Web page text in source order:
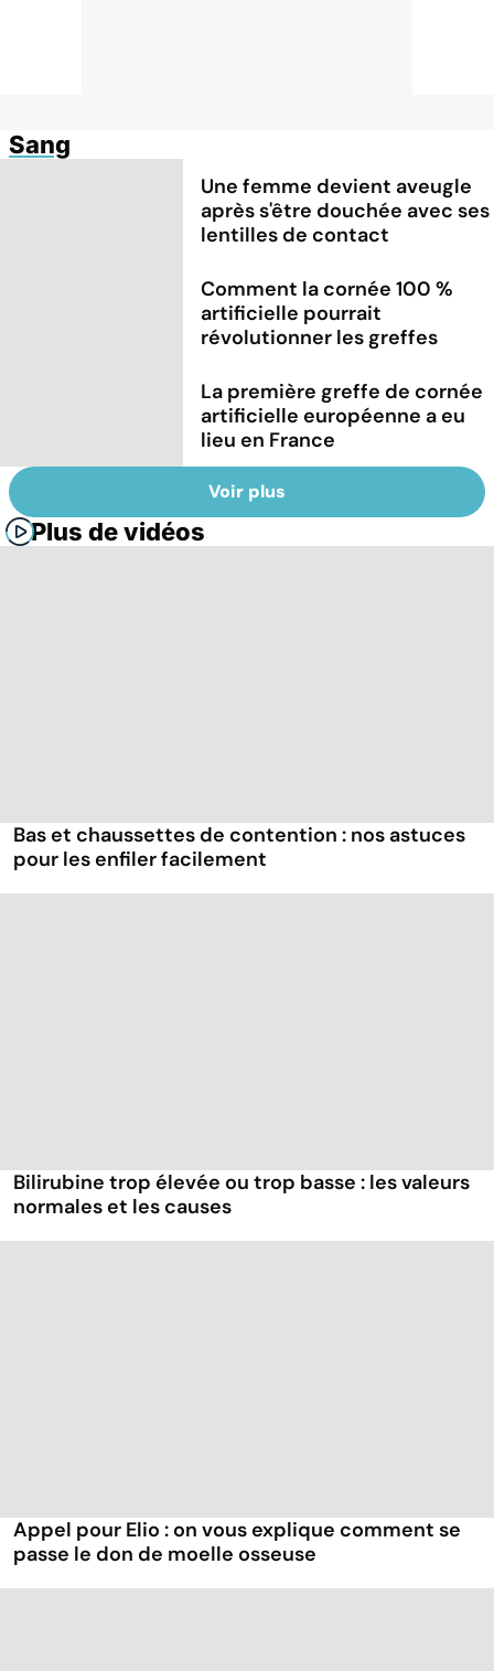
Sang
Une femme devient aveugle
après s'être douchée avec ses
lentilles de contact
Comment la cornée 100 %
artificielle pourrait
révolutionner les greffes
La première greffe de cornée
artificielle européenne a eu
lieu en France
Voir plus
Plus de vidéos
Bas et chaussettes de contention : nos astuces
pour les enfiler facilement
Bilirubine trop élevée ou trop basse : les valeurs
normales et les causes
Appel pour Elio : on vous explique comment se
passe le don de moelle osseuse